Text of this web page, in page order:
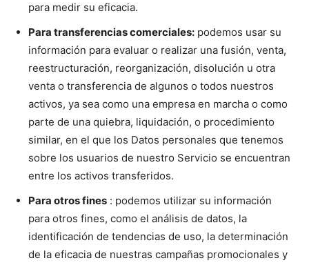
para medir su eficacia.
Para transferencias comerciales: podemos usar su
información para evaluar o realizar una fusión, venta,
reestructuración, reorganización, disolución u otra
venta o transferencia de algunos o todos nuestros
activos, ya sea como una empresa en marcha o como
parte de una quiebra, liquidación, o procedimiento
similar, en el que los Datos personales que tenemos
sobre los usuarios de nuestro Servicio se encuentran
entre los activos transferidos.
Para otros fines : podemos utilizar su información
para otros fines, como el análisis de datos, la
identificación de tendencias de uso, la determinación
de la eficacia de nuestras campañas promocionales y